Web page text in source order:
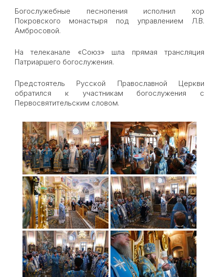
Богослужебные песнопения исполнил хор
Покровского монастыря под управлением Л.В.
Амбросовой.
На телеканале «Союз» шла прямая трансляция
Патриаршего богослужения.
Предстоятель Русской Православной Церкви
обратился к участникам богослужения с
Первосвятительским словом.